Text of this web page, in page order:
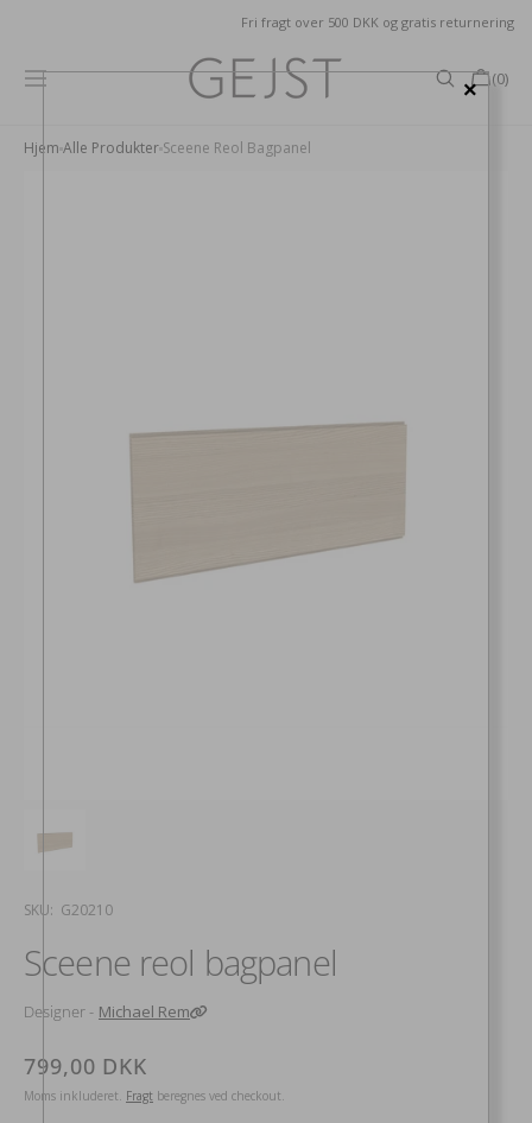
Fri fragt over 500 DKK og gratis returnering
Kurv
(0)
Hjem Alle Produkter Sceene Reol Bagpanel
SKU:
SKU: G20210
Sceene reol bagpanel
Designer - Michael Rem
Normalpris
799,00 DKK
Moms inkluderet. Fragt beregnes ved checkout.
×